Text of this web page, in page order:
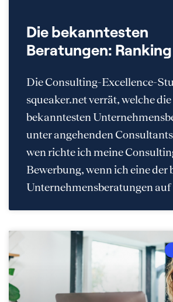
Die bekanntesten
Beratungen:
Die Consulting-Excellence-
squeaker.net verrät, welche die
bekanntesten
unter angehenden
wen richte ich meine
Bewerbung, wenn ich eine der
Unternehmensberatungen auf